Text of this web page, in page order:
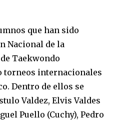
que han sido
Nacional de la
Taekwondo
torneos internacionales
Dentro de ellos se
Valdez, Elvis Valdes
Puello (Cuchy), Pedro